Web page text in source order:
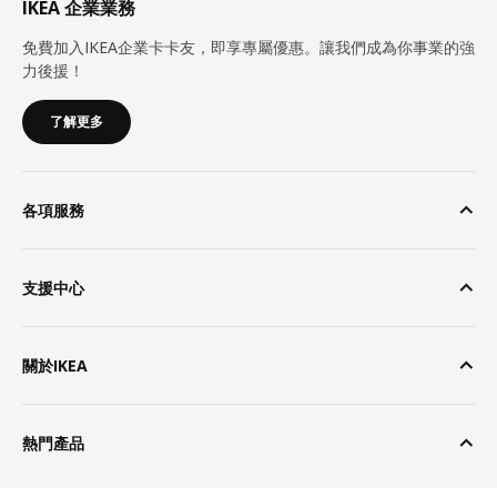
IKEA 企業業務
免費加入IKEA企業卡卡友，即享專屬優惠。讓我們成為你事業的強
力後援！
了解更多
各項服務
支援中心
關於IKEA
熱門產品